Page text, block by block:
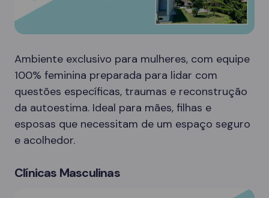
Ambiente exclusivo para mulheres, com equipe
100% feminina preparada para lidar com
questões específicas, traumas e reconstrução
da autoestima. Ideal para mães, filhas e
esposas que necessitam de um espaço seguro
e acolhedor.
Clínicas Masculinas